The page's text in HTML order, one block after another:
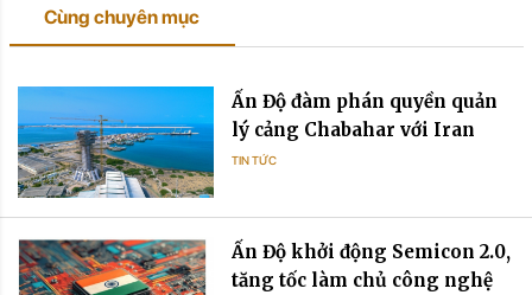
Cùng chuyên mục
Ấn Độ đàm phán quyền quản
lý cảng Chabahar với Iran
TIN TỨC
Ấn Độ khởi động Semicon 2.0,
tăng tốc làm chủ công nghệ